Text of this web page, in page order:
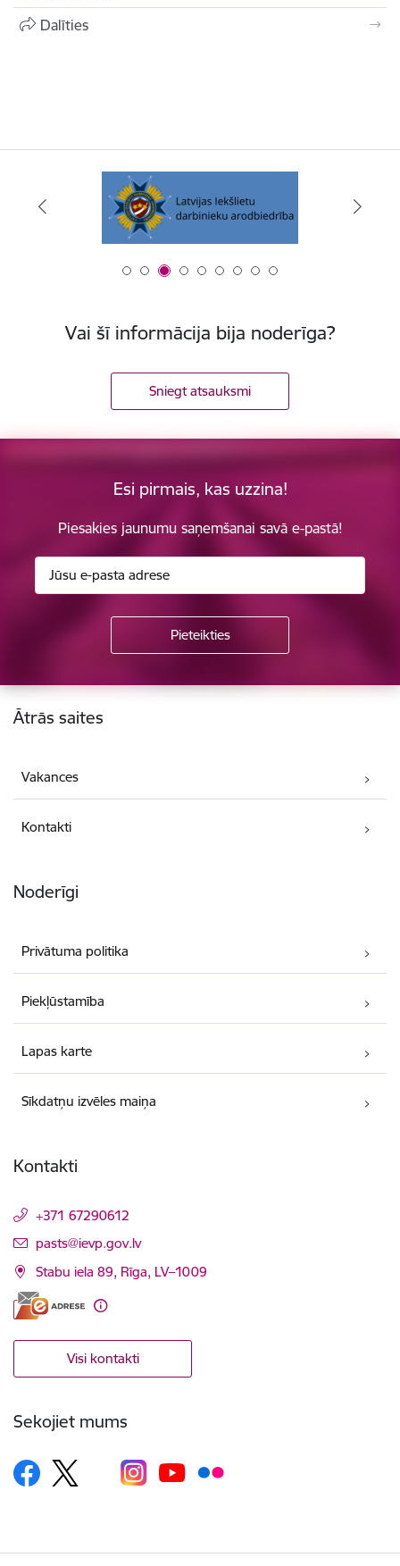
Dalīties
Vai šī informācija bija noderīga?
Sniegt atsauksmi
Esi pirmais, kas uzzina!
Piesakies jaunumu saņemšanai savā e-pastā!
Kājene
Ātrās saites
Vakances
Kontakti
Noderīgi
Privātuma politika
Piekļūstamība
Lapas karte
Sīkdatņu izvēles maiņa
Kontakti
+371 67290612
E-pasts:
pasts@ievp.gov.lv
Stabu iela 89, Rīga, LV–1009
Visi kontakti
Sekojiet mums